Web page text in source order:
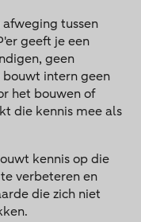
tussen
geeft je een
geen
intern geen
het bouwen of
die kennis mee als
kennis op die
verbeteren en
die zich niet